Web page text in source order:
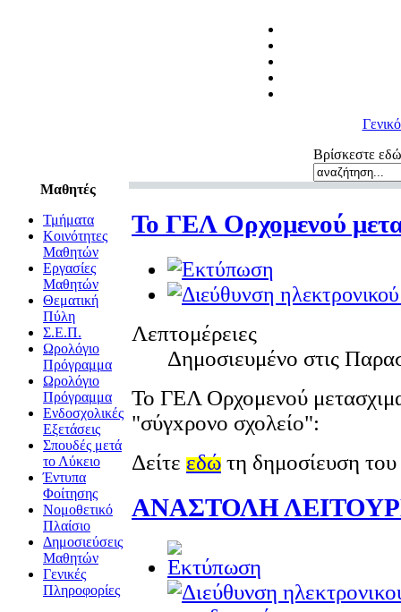
Βρίσκεστε
Μαθητές
Τμήματα
Κοινότητες
Μαθητών
Εργασίες
Μαθητών
Θεματική
Πύλη
Σ.Ε.Π.
Ωρολόγιο
Πρόγραμμα
Ωρολόγιο
Πρόγραμμα
Ενδοσχολικές
Εξετάσεις
Σπουδές μετά
το Λύκειο
Έντυπα
Φοίτησης
Νομοθετικό
Πλαίσιο
Δημοσιεύσεις
Μαθητών
Γενικές
Πληροφορίες
Το ΓΕΛ Ορχομενού
Λεπτομέρειες
Δημοσιευμένο στις
Το ΓΕΛ Ορχομενού
"σύγxρονο σχολείο":
Δείτε εδώ τη δημοσίευση
ΑΝΑΣΤΟΛΗ